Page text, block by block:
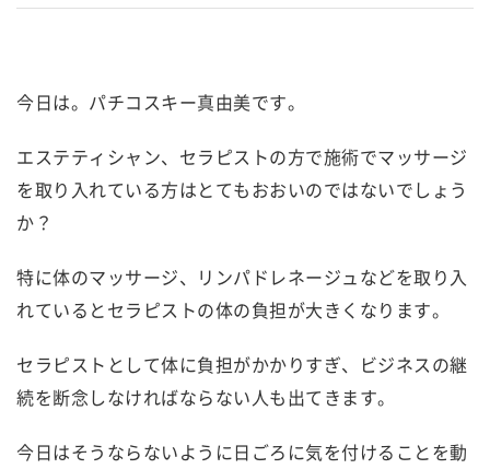
今日は。パチコスキー真由美です。
エステティシャン、セラピストの方で施術でマッサージ
を取り入れている方はとてもおおいのではないでしょう
か？
特に体のマッサージ、リンパドレネージュなどを取り入
れているとセラピストの体の負担が大きくなります。
セラピストとして体に負担がかかりすぎ、ビジネスの継
続を断念しなければならない人も出てきます。
今日はそうならないように日ごろに気を付けることを動